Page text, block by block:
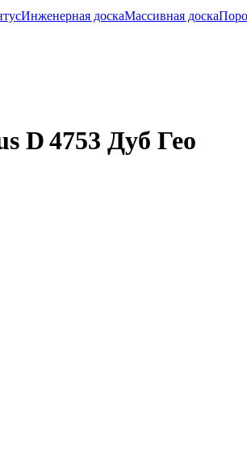
Инженерная доскаМассивная доска
D 4753 Дуб Гео